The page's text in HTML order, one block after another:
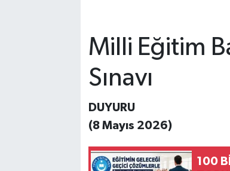
Milli Eğitim
Sınavı
DUYURU
(8 Mayıs 2026)
100